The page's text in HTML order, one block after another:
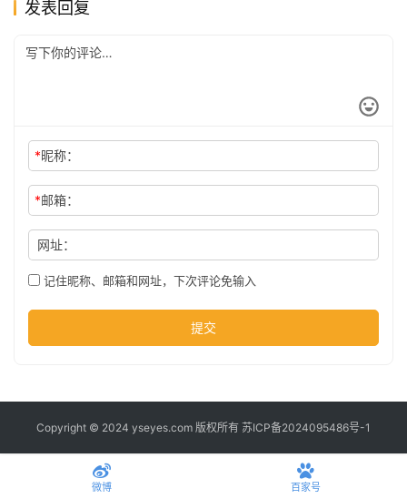
发表回复
*昵称：
*邮箱：
网址：
记住昵称、邮箱和网址，下次评论免输入
提交
Copyright © 2024 yseyes.com 版权所有 苏ICP备2024095486号-1
微博 百家号